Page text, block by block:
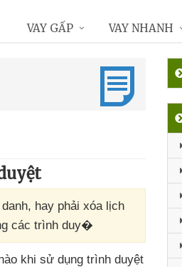
hay phải xóa lịch
các trình duy�
khi sử dụng trình duyệt
VAY GẤP VAY NHANH